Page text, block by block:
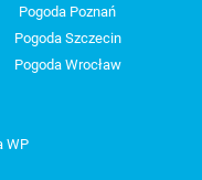
Pogoda Poznań
Pogoda Szczecin
Pogoda Wrocław
WP